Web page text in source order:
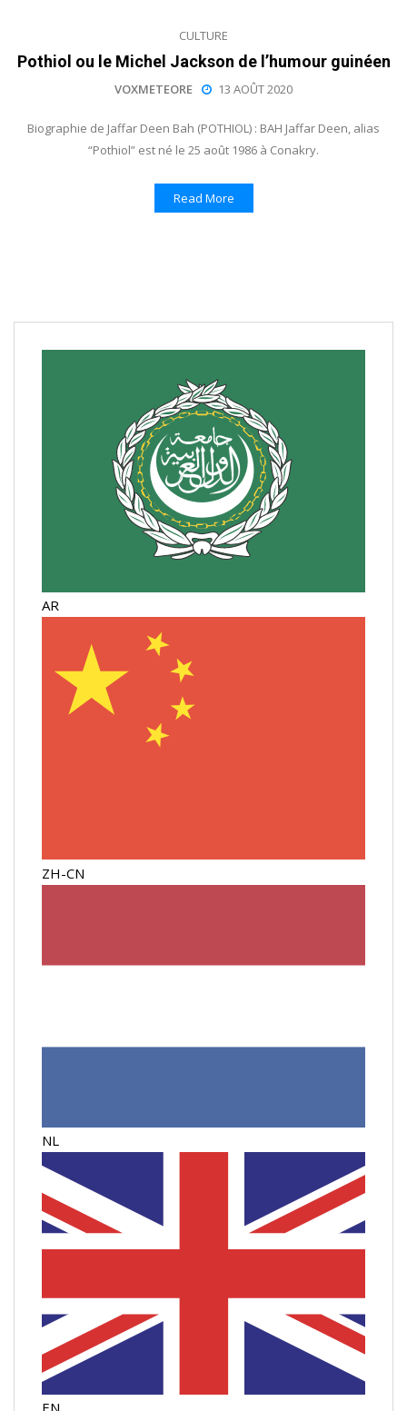
CULTURE
Pothiol ou le Michel Jackson de l’humour guinéen
VOXMETEORE 13 AOÛT 2020
Biographie de Jaffar Deen Bah (POTHIOL) : BAH Jaffar Deen, alias
“Pothiol” est né le 25 août 1986 à Conakry.
Read More
AR
ZH-CN
NL
EN